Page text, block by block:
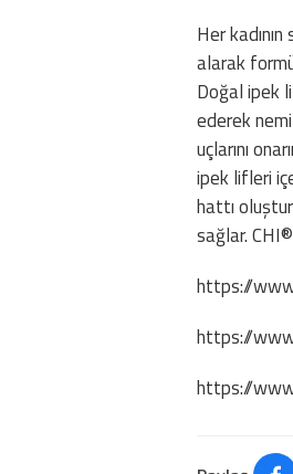
Her
alarak
Doğal ipek
ederek nemi
uçlarını
ipek lifleri
hattı
sağlar.
https://
https://
https://